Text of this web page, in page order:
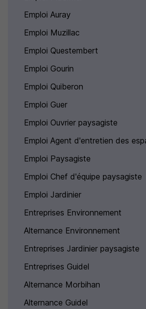
Emploi Auray
Emploi Muzillac
Emploi Questembert
Emploi Gourin
Emploi Quiberon
Emploi Guer
Emploi Ouvrier paysagiste
Emploi Agent d'entretien des
Emploi Paysagiste
Emploi Chef d'équipe paysagiste
Emploi Jardinier
Entreprises Environnement
Alternance Environnement
Entreprises Jardinier paysagiste
Entreprises Guidel
Alternance Morbihan
Alternance Guidel